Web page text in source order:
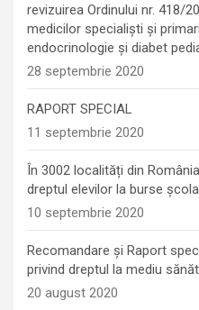
revizuirea Ordinului nr. 418/
medicilor specialiști și
endocrinologie şi diabet
28 septembrie 2020
RAPORT SPECIAL
11 septembrie 2020
În 3002 localități din
dreptul elevilor la burse
10 septembrie 2020
Recomandare și Raport
privind dreptul la mediu
20 august 2020